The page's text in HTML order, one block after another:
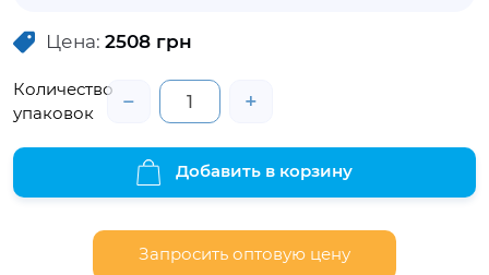
привлекательность, сохранить свежесть и
свойства. Данная упаковка имеет
открывающуюся несъемную высокую
крышку, плотно закрывающуюся при
помощи специальных замков.
Цена: 2508 грн
Количество
упаковок
− +
Добавить в корзину
Запросить оптовую цену